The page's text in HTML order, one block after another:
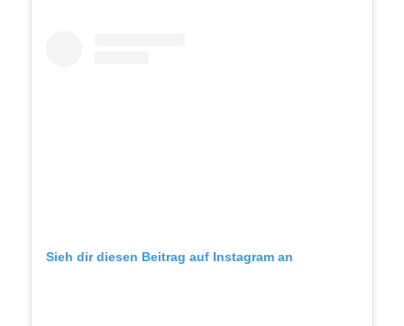
Sieh dir diesen Beitrag auf Instagram an